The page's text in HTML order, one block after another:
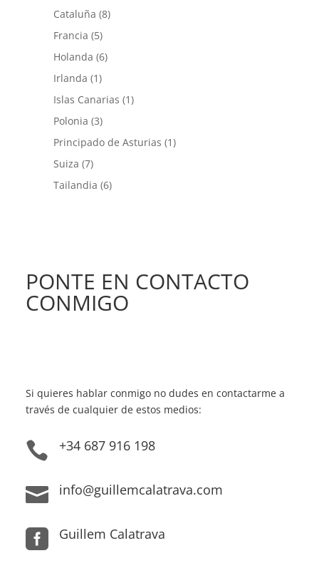
Cataluña (8)
Francia (5)
Holanda (6)
Irlanda (1)
Islas Canarias (1)
Polonia (3)
Principado de Asturias (1)
Suiza (7)
Tailandia (6)
PONTE EN CONTACTO
CONMIGO
Si quieres hablar conmigo no dudes en contactarme a
través de cualquier de estos medios:
 +34 687 916 198
 info@guillemcalatrava.com
 Guillem Calatrava